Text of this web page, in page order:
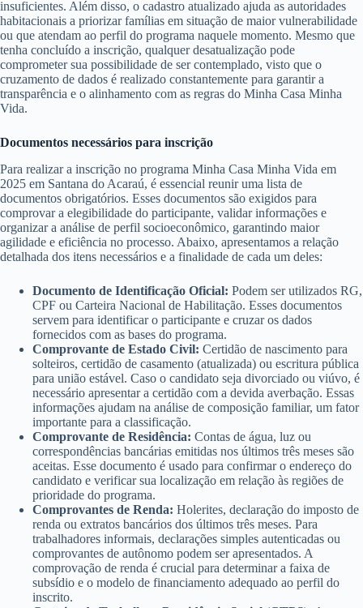
insuficientes. Além disso, o cadastro atualizado ajuda as autoridades
habitacionais a priorizar famílias em situação de maior vulnerabilidade
ou que atendam ao perfil do programa naquele momento. Mesmo que
tenha concluído a inscrição, qualquer desatualização pode
comprometer sua possibilidade de ser contemplado, visto que o
cruzamento de dados é realizado constantemente para garantir a
transparência e o alinhamento com as regras do Minha Casa Minha
Vida.
Documentos necessários para inscrição
Para realizar a inscrição no programa Minha Casa Minha Vida em
2025 em Santana do Acaraú, é essencial reunir uma lista de
documentos obrigatórios. Esses documentos são exigidos para
comprovar a elegibilidade do participante, validar informações e
organizar a análise de perfil socioeconômico, garantindo maior
agilidade e eficiência no processo. Abaixo, apresentamos a relação
detalhada dos itens necessários e a finalidade de cada um deles:
Documento de Identificação Oficial: Podem ser utilizados RG,
CPF ou Carteira Nacional de Habilitação. Esses documentos
servem para identificar o participante e cruzar os dados
fornecidos com as bases do programa.
Comprovante de Estado Civil: Certidão de nascimento para
solteiros, certidão de casamento (atualizada) ou escritura pública
para união estável. Caso o candidato seja divorciado ou viúvo, é
necessário apresentar a certidão com a devida averbação. Essas
informações ajudam na análise de composição familiar, um fator
importante para a classificação.
Comprovante de Residência: Contas de água, luz ou
correspondências bancárias emitidas nos últimos três meses são
aceitas. Esse documento é usado para confirmar o endereço do
candidato e verificar sua localização em relação às regiões de
prioridade do programa.
Comprovantes de Renda: Holerites, declaração do imposto de
renda ou extratos bancários dos últimos três meses. Para
trabalhadores informais, declarações simples autenticadas ou
comprovantes de autônomo podem ser apresentados. A
comprovação de renda é crucial para determinar a faixa de
subsídio e o modelo de financiamento adequado ao perfil do
inscrito.